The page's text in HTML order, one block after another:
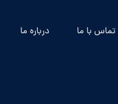
تماس با ما درباره ما